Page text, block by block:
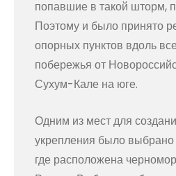
попавшие в такой шторм,
Поэтому и было принято
опорных пунктов вдоль
побережья от
Сухум-Кале на юге.
Одним из мест для
укрепления было выбрано
где расположена